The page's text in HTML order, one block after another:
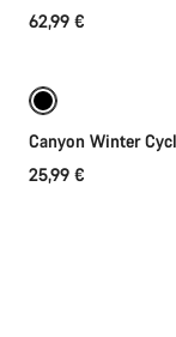
62,99 €
Canyon Winter
25,99 €